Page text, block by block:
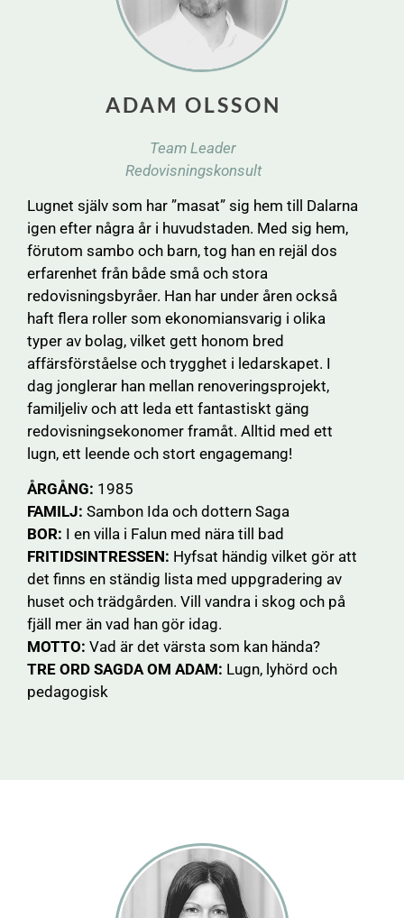
ADAM OLSSON
Team Leader
Redovisningskonsult
Lugnet själv som har ”masat” sig hem till Dalarna
igen efter några år i huvudstaden. Med sig hem,
förutom sambo och barn, tog han en rejäl dos
erfarenhet från både små och stora
redovisningsbyråer. Han har under åren också
haft flera roller som ekonomiansvarig i olika
typer av bolag, vilket gett honom bred
affärsförståelse och trygghet i ledarskapet. I
dag jonglerar han mellan renoveringsprojekt,
familjeliv och att leda ett fantastiskt gäng
redovisningsekonomer framåt. Alltid med ett
lugn, ett leende och stort engagemang!
ÅRGÅNG: 1985
FAMILJ: Sambon Ida och dottern Saga
BOR: I en villa i Falun med nära till bad
FRITIDSINTRESSEN: Hyfsat händig vilket gör att
det finns en ständig lista med uppgradering av
huset och trädgården. Vill vandra i skog och på
fjäll mer än vad han gör idag.
MOTTO: Vad är det värsta som kan hända?
TRE ORD SAGDA OM ADAM: Lugn, lyhörd och
pedagogisk